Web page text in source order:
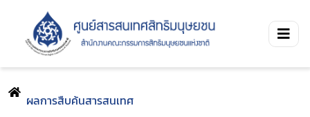
ผลการสืบค้นสารสนเทศ